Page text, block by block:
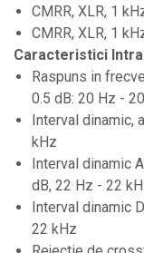
Par Led si Pinspot
Proiectoare
Scene şi Ring-uri de
Stative si schela lumini
Instrumente
Chitare si bass
Claviaturi
Instrumente cu arcus
CMRR, XLR, 1
CMRR, XLR, 1
Caracteristici
Raspuns in
0.5 dB: 20 Hz -
Interval dinamic,
kHz
Interval dinamic
dB, 22 Hz - 22
Interval dinamic
22 kHz